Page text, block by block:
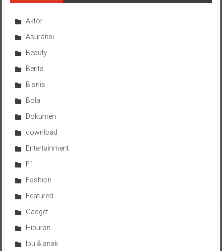
Aktor
Asuransi
Beauty
Berita
Bisnis
Bola
Dokumen
download
Entertainment
F1
Fashion
Featured
Gadget
Hiburan
Ibu & anak